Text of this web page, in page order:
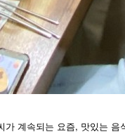
가 계속되는 요즘, 맛있는 음